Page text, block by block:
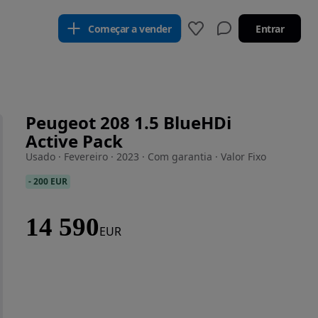
Começar a vender Entrar
Peugeot 208 1.5 BlueHDi
Active Pack
Usado · Fevereiro · 2023 · Com garantia · Valor Fixo
-200 EUR
14 590EUR